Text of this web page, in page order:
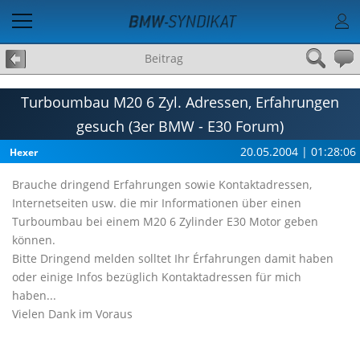
Beitrag
Turboumbau M20 6 Zyl. Adressen, Erfahrungen
gesuch (3er BMW - E30 Forum)
Hexer 20.05.2004 | 01:28:06
Brauche dringend Erfahrungen sowie Kontaktadressen,
Internetseiten usw. die mir Informationen über einen
Turboumbau bei einem M20 6 Zylinder E30 Motor geben
können.
Bitte Dringend melden solltet Ihr Érfahrungen damit haben
oder einige Infos bezüglich Kontaktadressen für mich
haben...
Vielen Dank im Voraus